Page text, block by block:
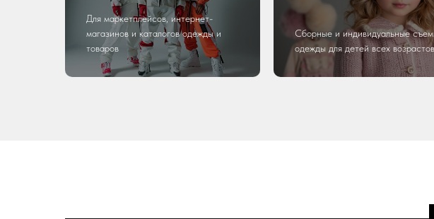
Для маркетплейсов, интернет-
магазинов и каталогов одежды и
товаров
Сборные и индивидуальные
одежды для детей всех возрастов